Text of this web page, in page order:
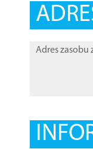
Adres zasobu